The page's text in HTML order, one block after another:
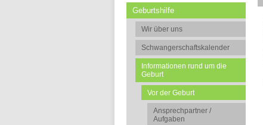
Geburtshilfe
Wir über uns
Schwangerschaftskalender
Informationen rund um die
Geburt
Vor der Geburt
Ansprechpartner /
Aufgaben